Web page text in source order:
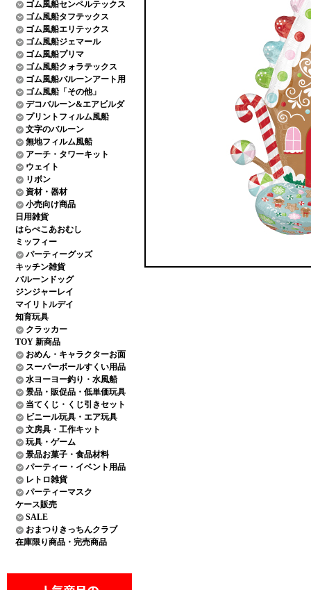
ゴム風船センペルテックス
ゴム風船タフテックス
ゴム風船エリテックス
ゴム風船ジェマール
ゴム風船プリマ
ゴム風船クォラテックス
ゴム風船バルーンアート用
ゴム風船「その他」
デコバルーン&エアビルダ
プリントフィルム風船
文字のバルーン
無地フィルム風船
アーチ・タワーキット
ウェイト
リボン
資材・器材
小売向け商品
日用雑貨
はらぺこあおむし
ミッフィー
パーティーグッズ
キッチン雑貨
バルーンドッグ
ジンジャーレイ
マイリトルデイ
知育玩具
クラッカー
TOY 新商品
おめん・キャラクターお面
スーパーボールすくい用品
水ヨーヨー釣り・水風船
景品・販促品・低単価玩具
当てくじ・くじ引きセット
ビニール玩具・エア玩具
文房具・工作キット
玩具・ゲーム
景品お菓子・食品材料
パーティー・イベント用品
レトロ雑貨
パーティーマスク
ケース販売
SALE
おまつりきっちんクラブ
在庫限り商品・完売商品